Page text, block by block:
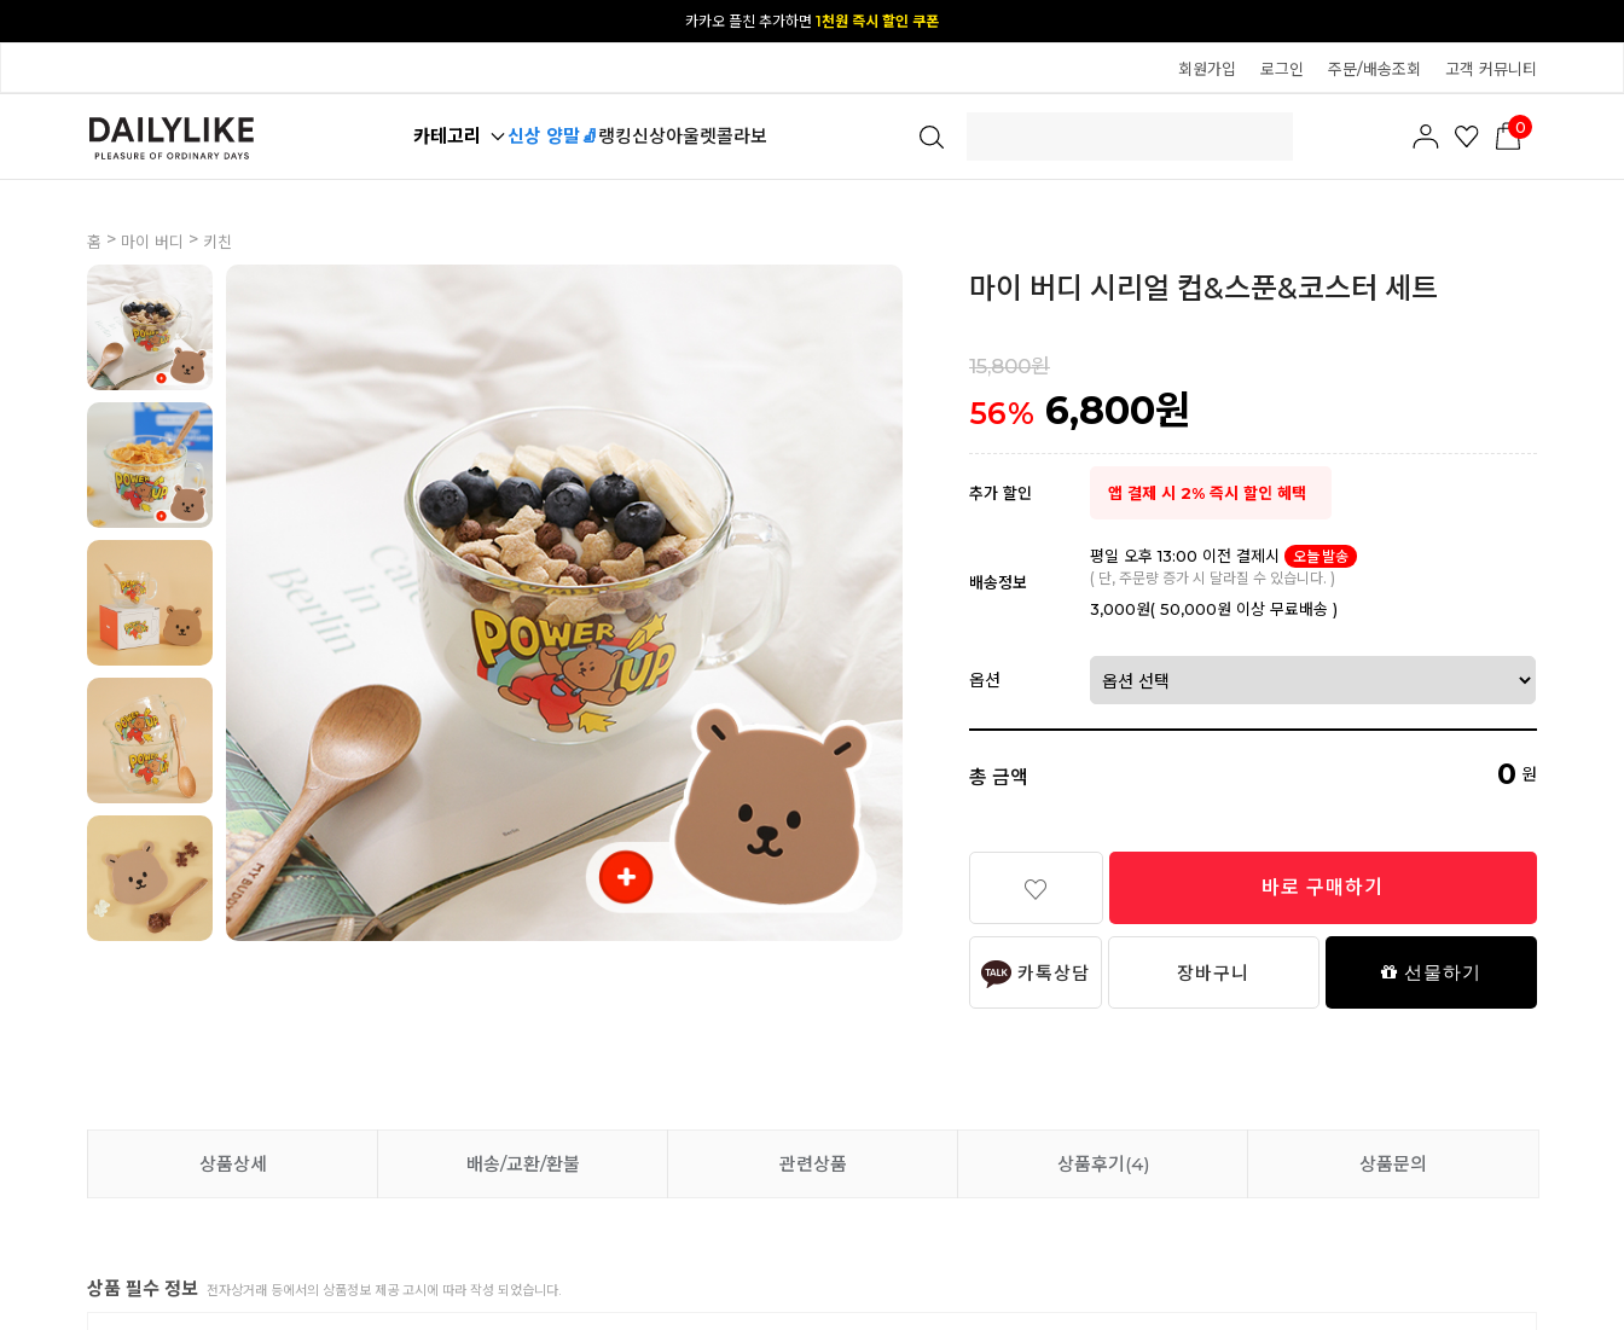
카카오 플친 추가하면 1천원 즉시 할인 쿠폰
회원가입 로그인 주문/배송조회 고객 커뮤니티
카테고리 신상 양말🧦랭킹신상아울렛콜라보 0
홈 > 마이 버디 > 키친
마이 버디 시리얼 컵&스푼&코스터 세트
15,800원
56% 6,800원
추가 할인 앱 결제 시 2% 즉시 할인 혜택
배송정보
평일 오후 13:00 이전 결제시
오늘 발송
( 단, 주문량 증가 시 달라질 수 있습니다. )
3,000원( 50,000원 이상 무료배송 )
옵션
총 금액 0 원
바로 구매하기
카톡상담 장바구니 선물하기
상품상세 배송/교환/환불 관련상품 상품후기(4) 상품문의
상품 필수 정보 전자상거래 등에서의 상품정보 제공 고시에 따라 작성 되었습니다.